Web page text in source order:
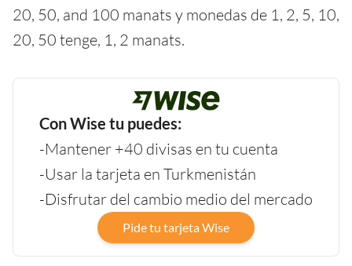
20, 50, and 100 manats y monedas de 1, 2, 5, 10,
20, 50 tenge, 1, 2 manats.
Con Wise tu puedes:
-Mantener +40 divisas en tu cuenta
-Usar la tarjeta en Turkmenistán
-Disfrutar del cambio medio del mercado
Pide tu tarjeta Wise